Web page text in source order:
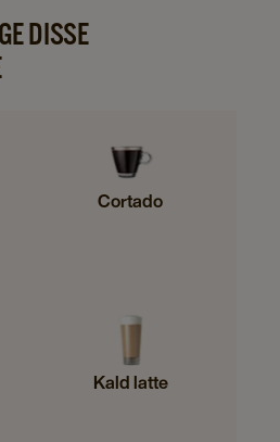
DISSE
Cortado
Kald latte